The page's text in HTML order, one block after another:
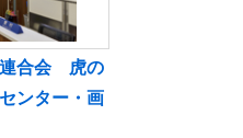
連合会 虎の
ンター・画